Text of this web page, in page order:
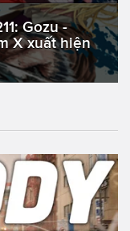
Gozu -
X xuất hiện